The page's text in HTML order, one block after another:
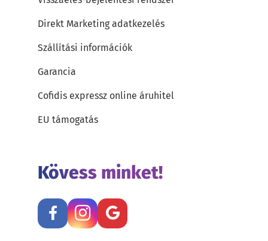
Direkt Marketing adatkezelés
Szállítási információk
Garancia
Cofidis expressz online áruhitel
EU támogatás
Kövess minket!